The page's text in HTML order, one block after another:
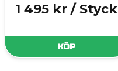
1 495 kr / Styck
KÖP